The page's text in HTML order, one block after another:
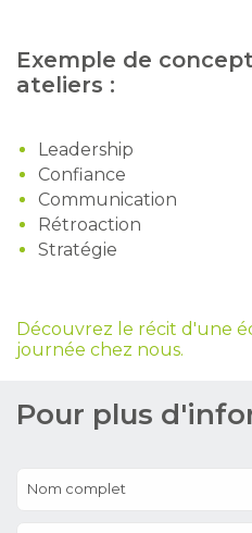
Exemple de
ateliers :
Leadership
Confiance
Communication
Rétroaction
Stratégie
Découvrez le récit d'une
journée chez nous.
Pour plus
Nom complet